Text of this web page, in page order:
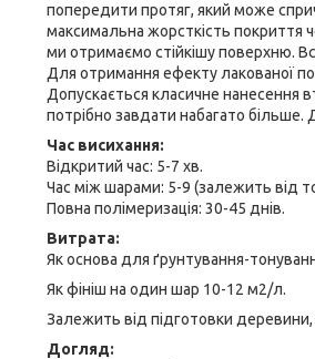
попередити протяг, який може
максимальна жорсткість покриття
ми отримаємо стійкішу поверхню.
Для отримання ефекту лакованої
Допускається класичне нанесення
потрібно завдати набагато більше.
Час висихання:
Відкритий час: 5-7 хв.
Час між шарами: 5-9 (залежить від
Повна полімеризація: 30-45 днів.
Витрата:
Як основа для ґрунтування-
Як фініш на один шар 10-12 м2/л.
Залежить від підготовки
Догляд: